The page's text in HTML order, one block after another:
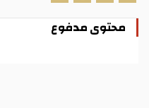
محتوى مدفوع